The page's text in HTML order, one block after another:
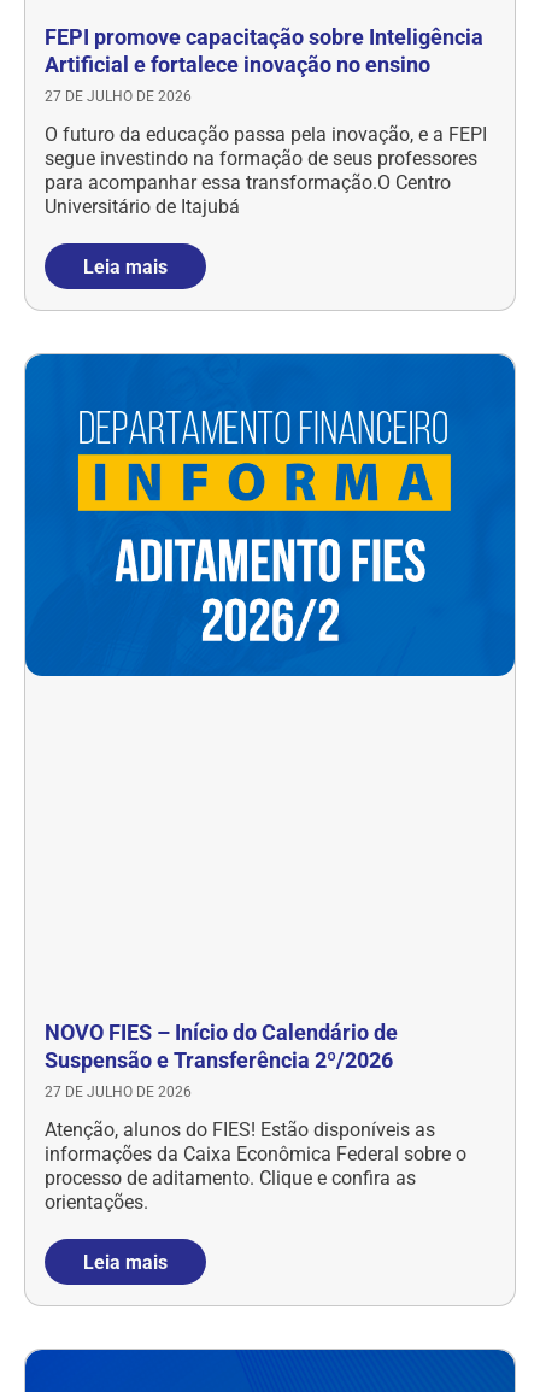
FEPI promove capacitação sobre Inteligência
Artificial e fortalece inovação no ensino
27 DE JULHO DE 2026
O futuro da educação passa pela inovação, e a FEPI
segue investindo na formação de seus professores
para acompanhar essa transformação.O Centro
Universitário de Itajubá
Leia mais
NOVO FIES – Início do Calendário de
Suspensão e Transferência 2º/2026
27 DE JULHO DE 2026
Atenção, alunos do FIES! Estão disponíveis as
informações da Caixa Econômica Federal sobre o
processo de aditamento. Clique e confira as
orientações.
Leia mais